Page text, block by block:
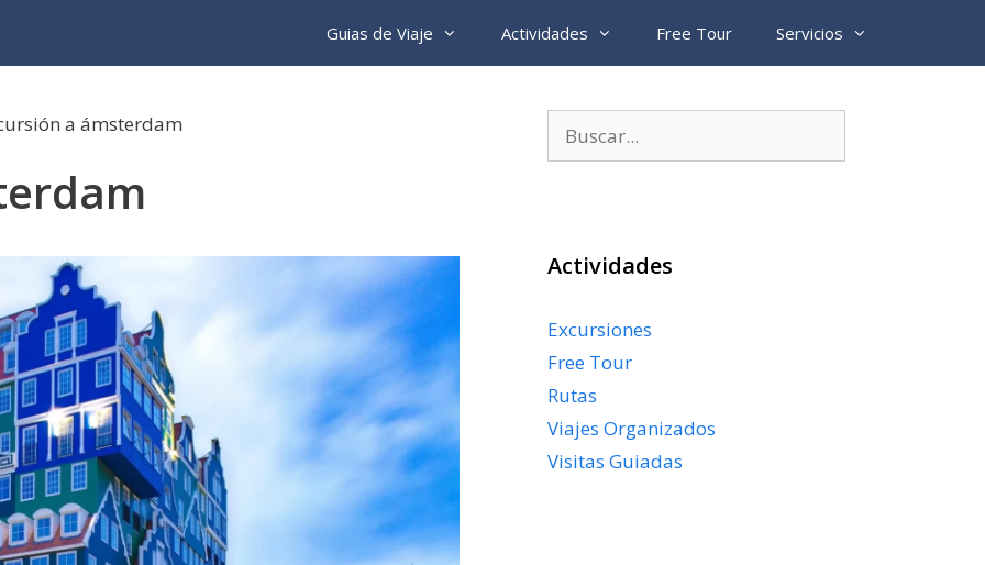
Guias de Viaje Actividades Free Tour Servicios
a ámsterdam
Actividades
Excursiones
Free Tour
Rutas
Viajes Organizados
Visitas Guiadas